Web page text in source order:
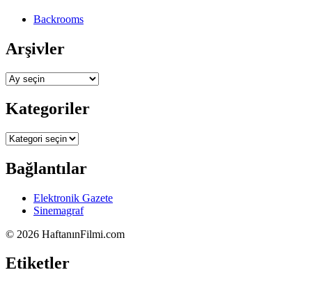
Backrooms
Arşivler
Arşivler
Kategoriler
Kategoriler
Bağlantılar
Elektronik Gazete
Sinemagraf
© 2026 HaftanınFilmi.com
Etiketler